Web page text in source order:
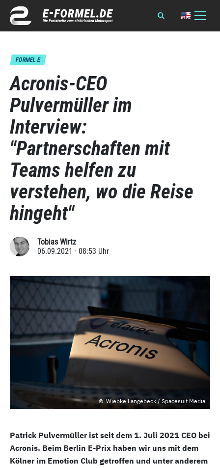
FORMEL E
Acronis-CEO
Pulvermüller im
Interview:
"Partnerschaften mit
Teams helfen zu
verstehen, wo die Reise
hingeht"
Tobias Wirtz
06.09.2021 · 08:53 Uhr
Wiebke Langebeck / Spacesuit Media
Patrick Pulvermüller ist seit dem 1. Juli 2021 CEO bei
Acronis. Beim Berlin E-Prix haben wir uns mit dem
Kölner im Emotion Club getroffen und unter anderem